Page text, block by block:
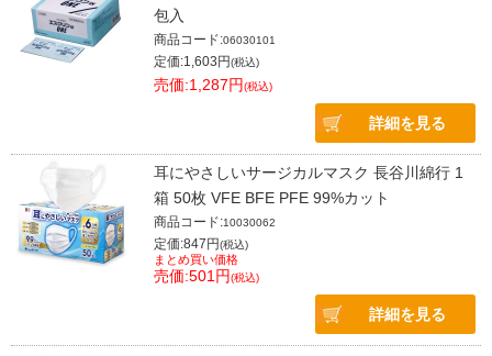
包入
商品コード:06030101
定価:1,603円(税込)
売価:1,287円(税込)
詳細を見る
耳にやさしいサージカルマスク 長谷川綿行 1
箱 50枚 VFE BFE PFE 99%カット
商品コード:10030062
定価:847円(税込)
まとめ買い価格
売価:501円(税込)
詳細を見る